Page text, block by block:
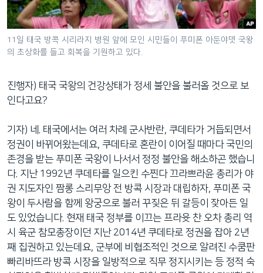
11일 태국 방콕 시리라지 병원 앞에 모인 시민들이 푸미폰 아둔야뎃 국왕
의 초상화를 들고 회복을 기원하고 있다.
진행자) 태국 국왕의 건강상태가 정세 불안을 불러올 것으로 보
인다고요?
기자) 네. 태국에서는 여러 차례 군사반란, 쿠데타가 거듭되면서
정권이 바뀌어왔는데요, 쿠데타로 혼란이 이어질 때마다 국민의
존경을 받는 푸미폰 국왕이 나서서 정정 불안을 해소하곤 했습니
다. 지난 1992년 쿠데타를 일으킨 수찐다 끄라쁘라윤 총리가 야
권 지도자인 짬롱 스리무앙 전 방콕 시장과 대립하자, 푸미폰 국
왕이 두사람을 함께 왕궁으로 불러 꾸짖은 뒤 갈등이 잦아든 일
도 있었습니다. 현재 태국 정부를 이끄는 프라윳 찬 오차 총리 역
시 육군 참모총장이던 지난 2014년 쿠데타로 정권을 잡아 2년
째 집권하고 있는데요, 군부에 비협조적인 것으로 알려진 수쿰판
빠리바뜨라 방콕 시장을 일방적으로 직무 정지시키는 등 정적 숙